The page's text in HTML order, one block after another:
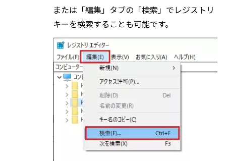
または「編集」タブの「検索」でレジストリ
キーを検索することも可能です。